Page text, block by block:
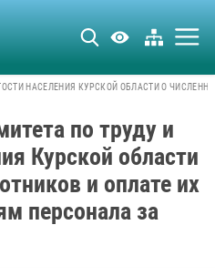
НАСЕЛЕНИЯ КУРСКОЙ ОБЛАСТИ О
по труду и
Курской области
и оплате их
персонала за